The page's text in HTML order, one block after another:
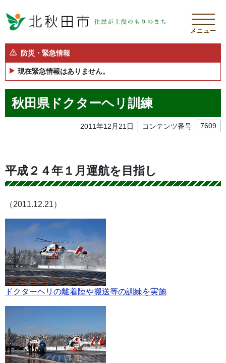
メニュー
防災・緊急情報
現在緊急情報はありません。
秋田県ドクターヘリ訓練
2011年12月21日 コンテンツ番号 7609
平成２４年１月運航を目指し
（2011.12.21）
ドクターヘリの離着陸や搬送等の訓練を実施